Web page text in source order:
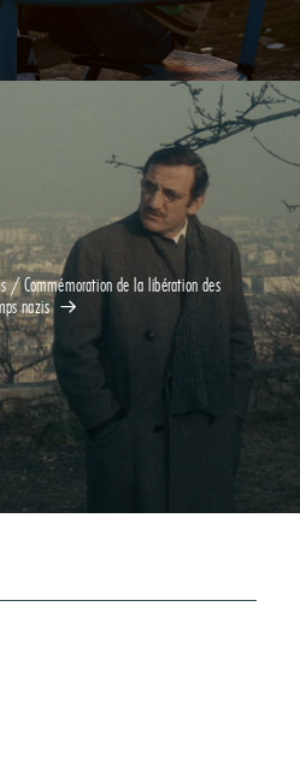
/ Commémoration de la libération des
nazis